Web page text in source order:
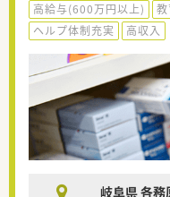
高給与(600万円以上)
ヘルプ体制充実
高収入
岐阜県 各務